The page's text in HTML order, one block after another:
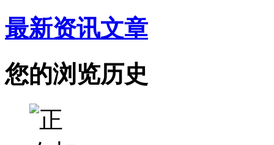
最新资讯文章
您的浏览历史